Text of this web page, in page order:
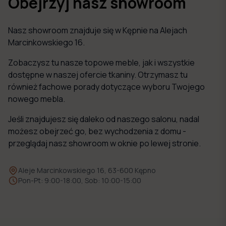
Nasz showroom znajduje się w Kępnie na Alejach
Marcinkowskiego 16.
Zobaczysz tu nasze topowe meble, jak i wszystkie
dostępne w naszej ofercie tkaniny. Otrzymasz tu
również fachowe porady dotyczące wyboru Twojego
nowego mebla.
Jeśli znajdujesz się daleko od naszego salonu, nadal
możesz obejrzeć go, bez wychodzenia z domu -
przeglądaj nasz showroom w oknie po lewej stronie.
Aleje Marcinkowskiego 16, 63-600 Kępno
Pon-Pt: 9:00-18:00, Sob: 10:00-15:00